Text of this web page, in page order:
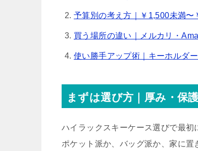
予算別の考え方｜￥1,500未満〜
買う場所の違い｜メルカリ・
使い勝手アップ術｜キーホルダ
まずは選び方｜厚み・保
ハイラックスキーケース選びで最初
ポケット派か、バッグ派か、家に